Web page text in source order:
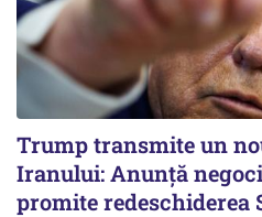
Trump transmite un
Iranului: Anunță
promite redeschiderea